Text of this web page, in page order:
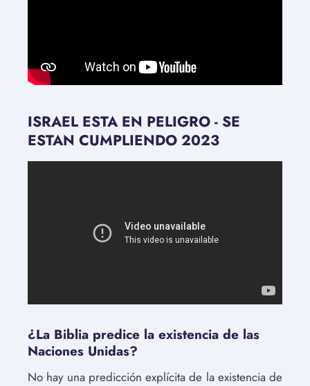
ISRAEL ESTA EN PELIGRO - SE
ESTAN CUMPLIENDO 2023
¿La Biblia predice la existencia de las
Naciones Unidas?
No hay una predicción explícita de la existencia de